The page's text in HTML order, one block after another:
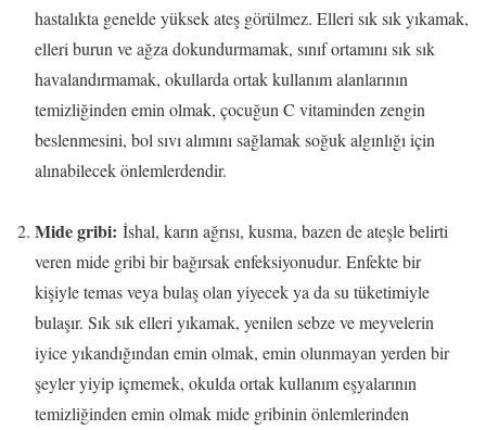
hastalıkta genelde yüksek ateş görülmez. Elleri sık sık yıkamak,
elleri burun ve ağza dokundurmamak, sınıf ortamını sık sık
havalandırmamak, okullarda ortak kullanım alanlarının
temizliğinden emin olmak, çocuğun C vitaminden zengin
beslenmesini, bol sıvı alımını sağlamak soğuk algınlığı için
alınabilecek önlemlerdendir.
Mide gribi: İshal, karın ağrısı, kusma, bazen de ateşle belirti
veren mide gribi bir bağırsak enfeksiyonudur. Enfekte bir
kişiyle temas veya bulaş olan yiyecek ya da su tüketimiyle
bulaşır. Sık sık elleri yıkamak, yenilen sebze ve meyvelerin
iyice yıkandığından emin olmak, emin olunmayan yerden bir
şeyler yiyip içmemek, okulda ortak kullanım eşyalarının
temizliğinden emin olmak mide gribinin önlemlerinden